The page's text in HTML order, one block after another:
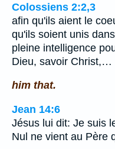
Colossiens 2:2,3
afin qu'ils aient le
qu'ils soient unis
pleine intelligence
Dieu, savoir Christ,…
him that.
Jean 14:6
Jésus lui dit: Je suis
Nul ne vient au Père